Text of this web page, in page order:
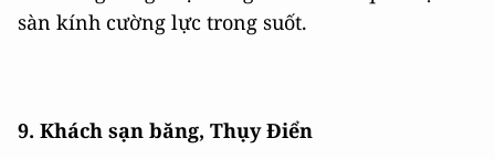
sàn kính cường lực trong suốt.
9. Khách sạn băng, Thụy Điển